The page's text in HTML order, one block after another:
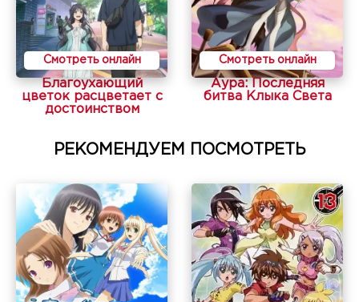
Смотреть онлайн
Благоухающий
цветок расцветает с
достоинством
Смотреть онлайн
Аура: Последняя
битва Клыка Света
РЕКОМЕНДУЕМ ПОСМОТРЕТЬ